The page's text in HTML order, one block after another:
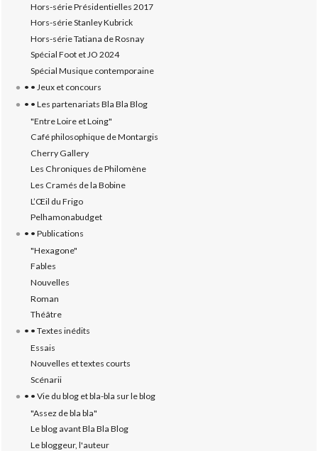
Hors-série Présidentielles 2017
Hors-série Stanley Kubrick
Hors-série Tatiana de Rosnay
Spécial Foot et JO 2024
Spécial Musique contemporaine
• • Jeux et concours
• • Les partenariats Bla Bla Blog
"Entre Loire et Loing"
Café philosophique de Montargis
Cherry Gallery
Les Chroniques de Philomène
Les Cramés de la Bobine
L’‎Œil du Frigo
Pelhamonabudget
• • Publications
"Hexagone"
Fables
Nouvelles
Roman
Théâtre
• • Textes inédits
Essais
Nouvelles et textes courts
Scénarii
• • Vie du blog et bla-bla sur le blog
"Assez de bla bla"
Le blog avant Bla Bla Blog
Le bloggeur, l'auteur